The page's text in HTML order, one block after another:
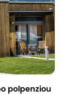
polpenziou